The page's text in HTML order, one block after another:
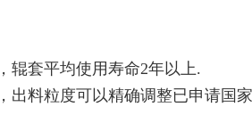
辊套平均使用寿命2年以上.
出料粒度可以精确调整已申请国